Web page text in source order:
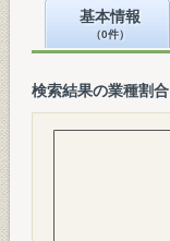
基本情報
（0件）
検索結果の業種割合